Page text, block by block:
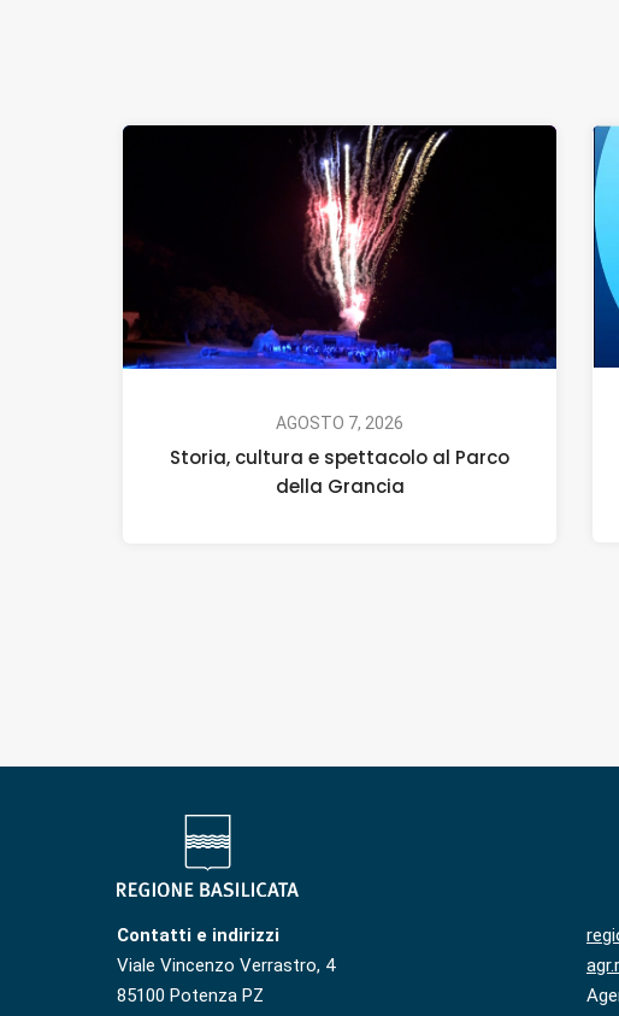
AGOSTO 7, 2026
Storia, cultura e spettacolo al Parco
della Grancia
Contatti e indirizzi
Viale Vincenzo Verrastro, 4
85100 Potenza PZ